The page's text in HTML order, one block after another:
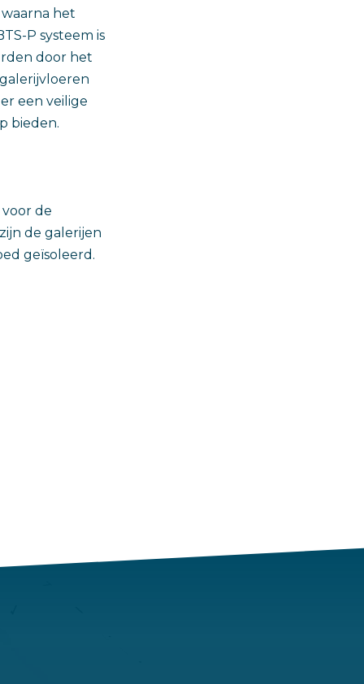
het
P systeem is
door het
een veilige
bieden.
de
de galerijen
geïsoleerd.